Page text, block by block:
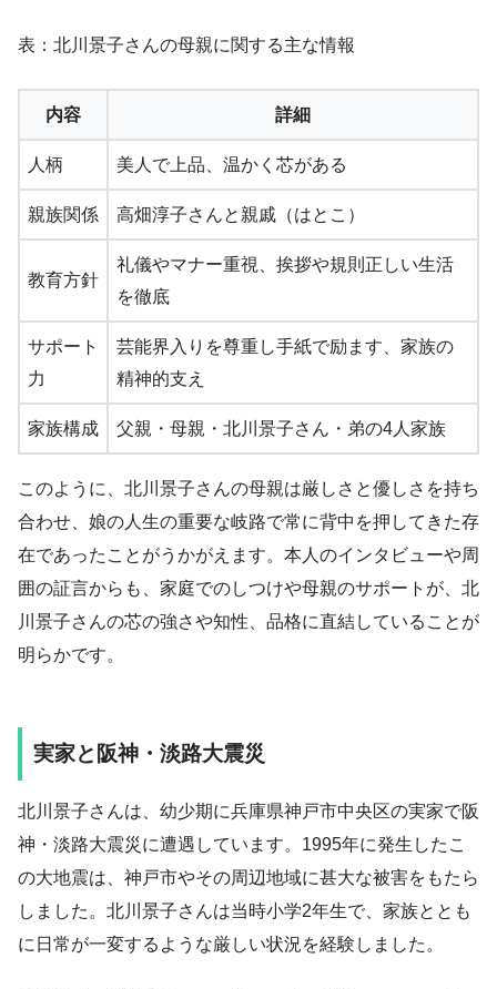
表：北川景子さんの母親に関する主な情報
内容 詳細
人柄 美人で上品、温かく芯がある
親族関係 高畑淳子さんと親戚（はとこ）
教育方針
礼儀やマナー重視、挨拶や規則正しい生活
を徹底
サポート
力
芸能界入りを尊重し手紙で励ます、家族の
精神的支え
家族構成 父親・母親・北川景子さん・弟の4人家族
このように、北川景子さんの母親は厳しさと優しさを持ち
合わせ、娘の人生の重要な岐路で常に背中を押してきた存
在であったことがうかがえます。本人のインタビューや周
囲の証言からも、家庭でのしつけや母親のサポートが、北
川景子さんの芯の強さや知性、品格に直結していることが
明らかです。
実家と阪神・淡路大震災
北川景子さんは、幼少期に兵庫県神戸市中央区の実家で阪
神・淡路大震災に遭遇しています。1995年に発生したこ
の大地震は、神戸市やその周辺地域に甚大な被害をもたら
しました。北川景子さんは当時小学2年生で、家族ととも
に日常が一変するような厳しい状況を経験しました。